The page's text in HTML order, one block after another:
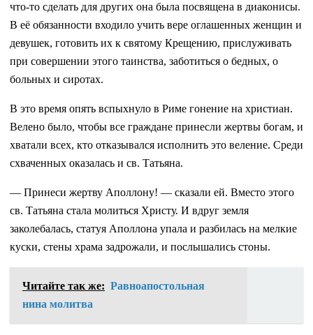
что-то сделать для других она была посвящена в диаконисы.
В её обязанности входило учить вере оглашенных женщин и
девушек, готовить их к святому Крещению, прислуживать
при совершении этого таинства, заботиться о бедных, о
больных и сиротах.
В это время опять вспыхнуло в Риме гонение на христиан.
Велено было, чтобы все граждане принесли жертвы богам, и
хватали всех, кто отказывался исполнить это веление. Среди
схваченных оказалась и св. Татьяна.
— Принеси жертву Аполлону! — сказали ей. Вместо этого
св. Татьяна стала молиться Христу. И вдруг земля
заколебалась, статуя Аполлона упала и разбилась на мелкие
куски, стены храма задрожали, и послышались стоны.
Читайте так же: Равноапостольная
нина молитва